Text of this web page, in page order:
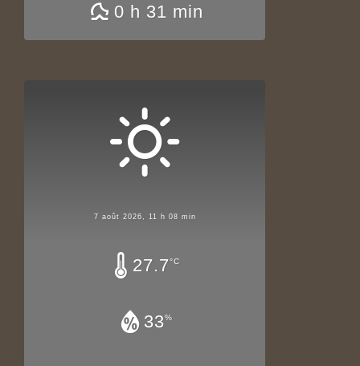
0 h 31 min
7 août 2026, 11 h 08 min
27.7°C
33%